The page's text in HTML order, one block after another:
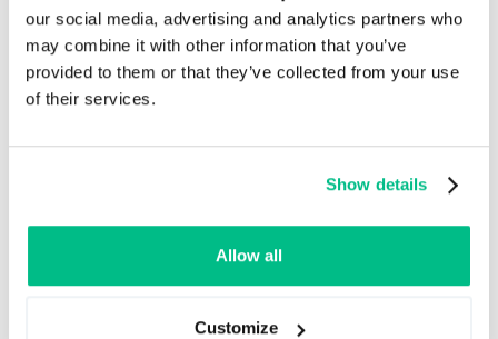
our social media, advertising and analytics partners who
may combine it with other information that you’ve
provided to them or that they’ve collected from your use
of their services.
Show details
Allow all
Customize
Other stories